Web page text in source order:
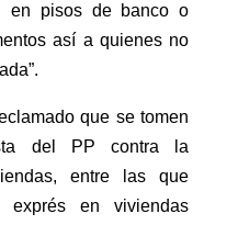
en pisos de banco o
así a quienes no
que se tomen
del PP contra la
entre las que
exprés en viviendas